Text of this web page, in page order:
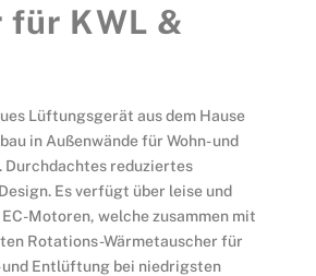
für KWL &
Lüftungsgerät aus dem Hause
in Außenwände für Wohn- und
Durchdachtes reduziertes
Es verfügt über leise und
Motoren, welche zusammen mit
Rotations-Wärmetauscher für
und Entlüftung bei niedrigsten